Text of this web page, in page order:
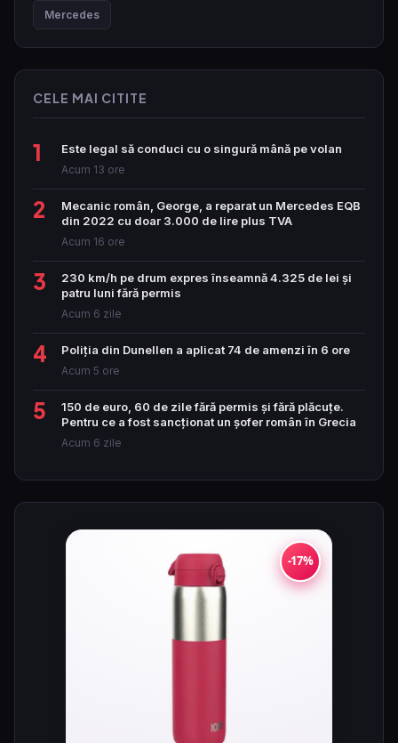
Mercedes
CELE MAI CITITE
1 Este legal să conduci cu o singură mână pe volan
Acum 13 ore
2
Mecanic român, George, a reparat un Mercedes EQB
din 2022 cu doar 3.000 de lire plus TVA
Acum 16 ore
3
230 km/h pe drum expres înseamnă 4.325 de lei și
patru luni fără permis
Acum 6 zile
4 Poliția din Dunellen a aplicat 74 de amenzi în 6 ore
Acum 5 ore
5
150 de euro, 60 de zile fără permis și fără plăcuțe.
Pentru ce a fost sancționat un șofer român în Grecia
Acum 6 zile
-17%